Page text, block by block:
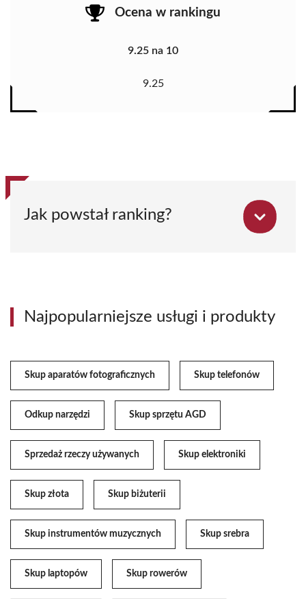
Ocena w rankingu
9.25 na 10
9.25
Jak powstał ranking?
Najpopularniejsze usługi i produkty
Skup aparatów fotograficznych Skup telefonów
Odkup narzędzi Skup sprzętu AGD
Sprzedaż rzeczy używanych Skup elektroniki
Skup złota Skup biżuterii
Skup instrumentów muzycznych Skup srebra
Skup laptopów Skup rowerów